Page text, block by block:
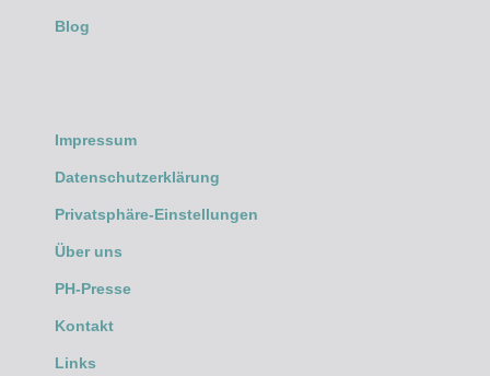
Blog
Impressum
Datenschutzerklärung
Privatsphäre-Einstellungen
Über uns
PH-Presse
Kontakt
Links